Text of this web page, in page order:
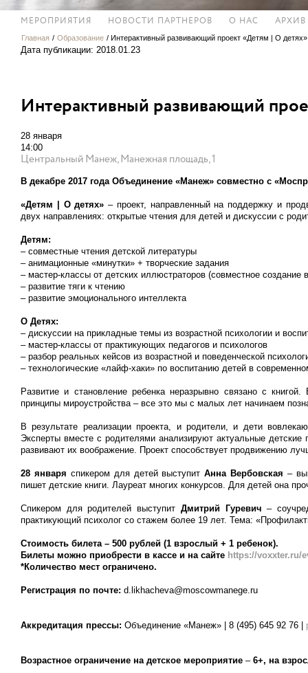
МЕРОПРИЯТИЯ НОВОСТИ ПАРТНЕРОВ О НАС АРХИВ
Главная / Образование / Интерактивный развивающий проект «Детям | О детях»
Дата публикации: 2018.01.23
Интерактивный развивающий
28 января
14:00
Центральный Манеж, Манежная площадь, 1
В декабре 2017 года Объединение «Манеж» совместно с
«Детям | О детях» – проект, направленный на поддержку и
двух направлениях: открытые чтения для детей и дискуссии с
Детям:
– совместные чтения детской литературы
– анимационные «минутки» + творческие задания
– мастер-классы от детских иллюстраторов (совместное создание
– развитие тяги к чтению
– развитие эмоционального интеллекта
О Детях:
– дискуссии на прикладные темы из возрастной психологии и
– мастер-классы от практикующих педагогов и психологов
– разбор реальных кейсов из возрастной и поведенческой
– технологические «лайф-хаки» по воспитанию детей в
Развитие и становление ребенка неразрывно связано с
принципы мироустройства – все это мы с малых лет начинаем
В результате реализации проекта, и родители, и дети
Эксперты вместе с родителями анализируют актуальные
развивают их воображение. Проект способствует продвижению
28 января спикером для детей выступитАнна Вербовская –
пишет детские книги. Лауреат многих конкурсов. Для детей она
Спикером для родителей выступит Дмитрий Гуревич –
практикующий психолог со стажем более 19 лет. Тема:
Стоимость билета – 500 рублей (1 взрослый + 1 ребенок).
Билеты можно приобрести в кассе и на сайте https://voxxter.ru/
*Количество мест ограничено.
Регистрация по почте: d.likhacheva@moscowmanege.ru
Аккредитация прессы: Объединение «Манеж» | 8 (495) 645 92 76 |
Возрастное ограничение на детское мероприятие –6+, на